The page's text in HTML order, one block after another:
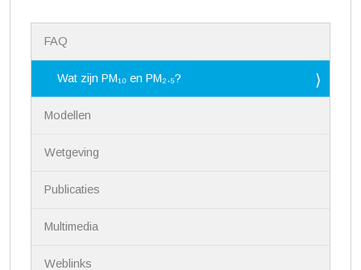
v
FAQ
Wat zijn PM₁₀ en PM₂.₅?
Modellen
Wetgeving
Publicaties
Multimedia
Weblinks